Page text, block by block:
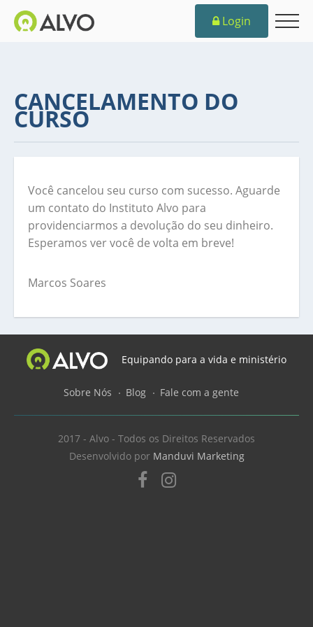
Login
CANCELAMENTO DO
CURSO
Você cancelou seu curso com sucesso. Aguarde
um contato do Instituto Alvo para
providenciarmos a devolução do seu dinheiro.
Esperamos ver você de volta em breve!
Marcos Soares
Equipando para a vida e ministério
Sobre Nós Blog Fale com a gente
2017 - Alvo - Todos os Direitos Reservados
Desenvolvido por Manduvi Marketing